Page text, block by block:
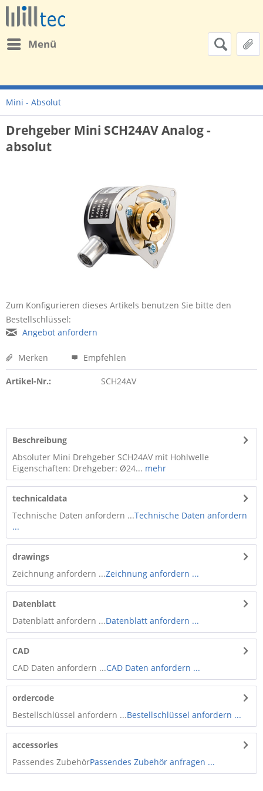
Menü
Mini - Absolut
Drehgeber Mini SCH24AV Analog -
absolut
Zum Konfigurieren dieses Artikels benutzen Sie bitte den
Bestellschlüssel:
Angebot anfordern
Merken Empfehlen
Artikel-Nr.: SCH24AV
Beschreibung
Absoluter Mini Drehgeber SCH24AV mit Hohlwelle
Eigenschaften: Drehgeber: Ø24... mehr
technicaldata
Technische Daten anfordern ...Technische Daten anfordern
...
drawings
Zeichnung anfordern ...Zeichnung anfordern ...
Datenblatt
Datenblatt anfordern ...Datenblatt anfordern ...
CAD
CAD Daten anfordern ...CAD Daten anfordern ...
ordercode
Bestellschlüssel anfordern ...Bestellschlüssel anfordern ...
accessories
Passendes ZubehörPassendes Zubehör anfragen ...